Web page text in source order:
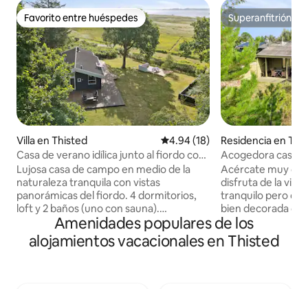
Favorito entre huéspedes
Favorito entre huéspedes
Villa en Thisted Calificación promedio: 4.94 de
4.94 (18)
Casa de verano idílica junto al fiordo con
sauna
Lujosa casa de campo en medio de la
naturaleza tranquila con vistas
panorámicas del fiordo. 4 dormitorios,
loft y 2 baños (uno con sauna).
Acogedora cocina-comedor con estufa
de leña y luminosa sala de estar con
vistas. Playa privada, gran terraza y 2,3
Superanfitrión
Superanfitrión
Residencia en
Acogedora casa
Acércate muy
disfruta de la vida
tranquilo pero
bien decorada
cocina moderna
buenos
armario. Los
Amenidades populares de los
alojamientos vacacionales en Thisted